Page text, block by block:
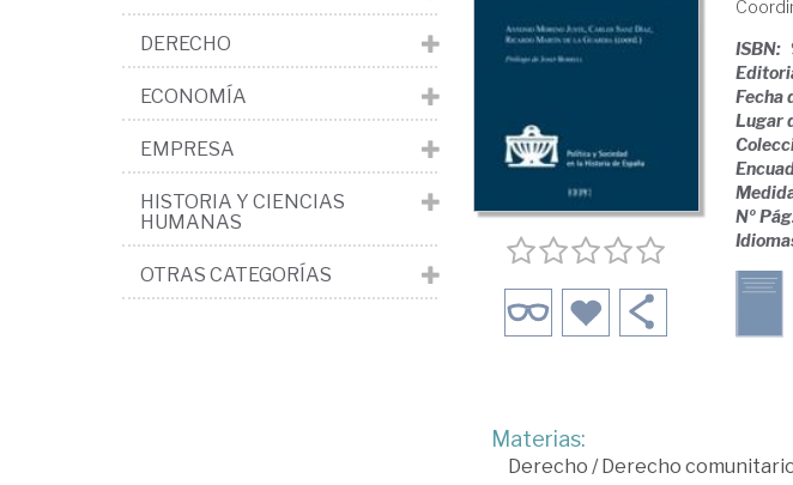
ISBN:
Fecha
Lugar
Nº
Materias:
Derecho /Derecho
DERECHO
ECONOMÍA
EMPRESA
HISTORIA Y CIENCIAS
HUMANAS
OTRAS CATEGORÍAS